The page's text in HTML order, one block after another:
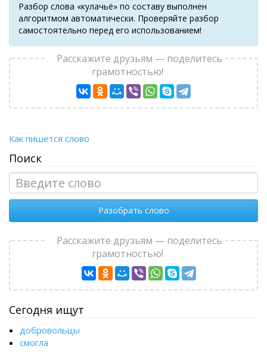
Разбор слова «кулачьё» по составу выполнен
алгоритмом автоматически. Проверяйте разбор
самостоятельно перед его использованием!
Расскажите друзьям — поделитесь
грамотностью!
Как пишется слово
Поиск
Разобрать слово
Расскажите друзьям — поделитесь
грамотностью!
Сегодня ищут
добровольцы
смогла